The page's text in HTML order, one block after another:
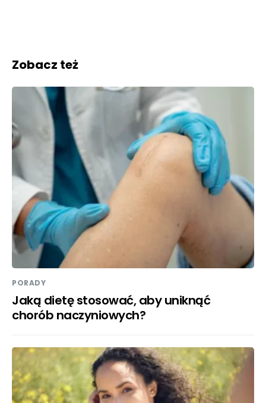
Zobacz też
PORADY
Jaką dietę stosować, aby uniknąć
chorób naczyniowych?